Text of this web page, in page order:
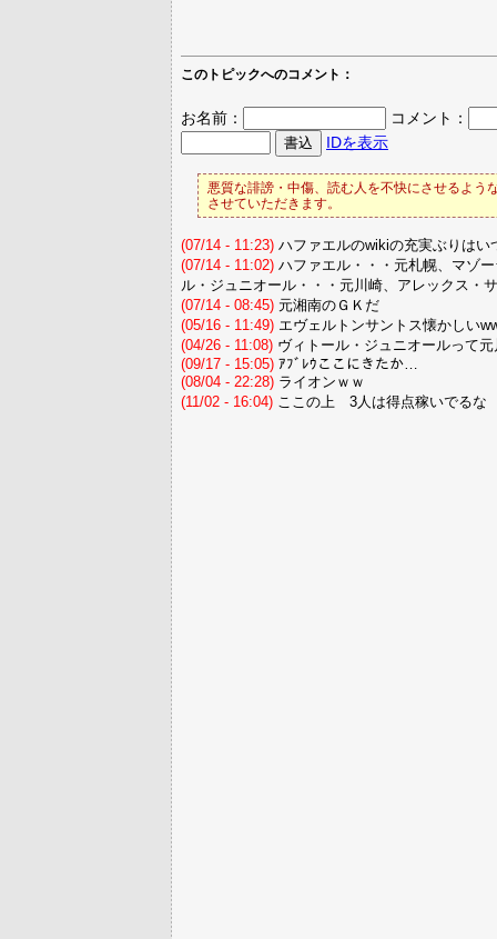
このトピックへのコメント：
お名前：
コメント：
IDを表示
悪質な誹謗・中傷、読む人を不快にさせるよう
させていただきます。
(07/14 - 11:23) ハファエルのwikiの充実ぶりはい
(07/14 - 11:02) ハファエル・・・元札幌、マゾ
ル・ジュニオール・・・元川崎、アレックス・
(07/14 - 08:45) 元湘南のＧＫだ
(05/16 - 11:49) エヴェルトンサントス懐かしい
(04/26 - 11:08) ヴィトール・ジュニオールって
(09/17 - 15:05) ｱﾌﾞﾚｳここにきたか…
(08/04 - 22:28) ライオンｗｗ
(11/02 - 16:04) ここの上 3人は得点稼いでるな